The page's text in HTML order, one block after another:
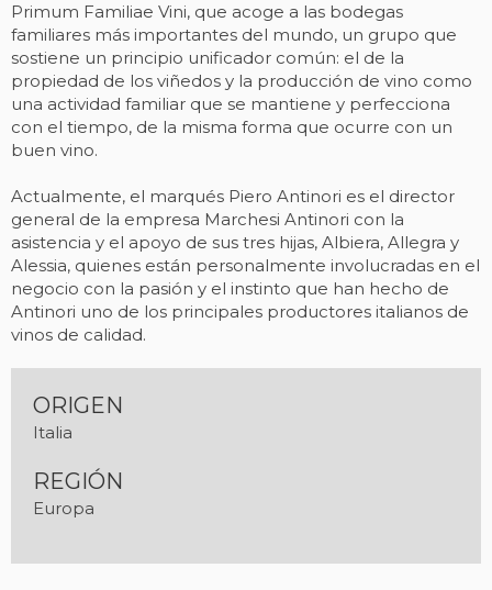
Primum Familiae Vini, que acoge a las bodegas
familiares más importantes del mundo, un grupo que
sostiene un principio unificador común: el de la
propiedad de los viñedos y la producción de vino como
una actividad familiar que se mantiene y perfecciona
con el tiempo, de la misma forma que ocurre con un
buen vino.
Actualmente, el marqués Piero Antinori es el director
general de la empresa Marchesi Antinori con la
asistencia y el apoyo de sus tres hijas, Albiera, Allegra y
Alessia, quienes están personalmente involucradas en el
negocio con la pasión y el instinto que han hecho de
Antinori uno de los principales productores italianos de
vinos de calidad.
ORIGEN
Italia
REGIÓN
Europa